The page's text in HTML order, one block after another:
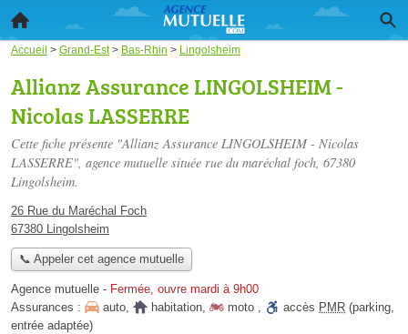
Accueil > Grand-Est> Bas-Rhin > Lingolsheim
Allianz Assurance LINGOLSHEIM -
Nicolas LASSERRE
Cette fiche présente "Allianz Assurance LINGOLSHEIM - Nicolas
LASSERRE", agence mutuelle située rue du maréchal foch, 67380
Lingolsheim.
26 Rue du Maréchal Foch
67380 Lingolsheim
📞 Appeler cet agence mutuelle
Agence mutuelle - Fermée, ouvre mardi à 9h00
Assurances :
auto, habitation, moto , accès PMR (parking,
entrée adaptée)